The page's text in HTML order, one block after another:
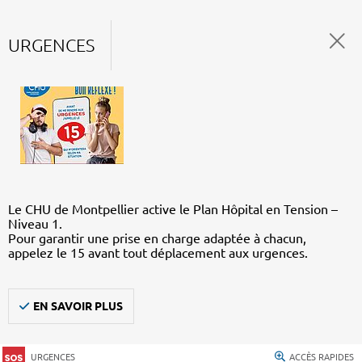
URGENCES
Le CHU de Montpellier active le Plan Hôpital en Tension –
Niveau 1.
Pour garantir une prise en charge adaptée à chacun,
appelez le 15 avant tout déplacement aux urgences.
EN SAVOIR PLUS
URGENCES ACCÈS RAPIDES